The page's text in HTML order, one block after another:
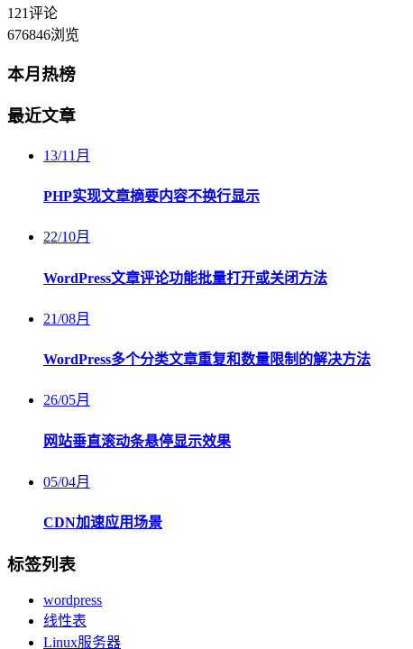
121评论
676846浏览
本月热榜
最近文章
13/11月
PHP实现文章摘要内容不换行显示
22/10月
WordPress文章评论功能批量打开或关闭方法
21/08月
WordPress多个分类文章重复和数量限制的解决方法
26/05月
网站垂直滚动条悬停显示效果
05/04月
CDN加速应用场景
标签列表
wordpress
线性表
Linux服务器